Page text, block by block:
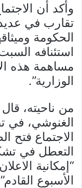
وأكد أن
تقارب في عديد
الحكومة
استئنافه
مساهمة هذه
الوزارية”.
من ناحيته،
الغنوشي، في
الاجتماع فتح
التعطل في
“إمكانية
الأسبوع